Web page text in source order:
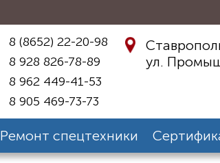
8 (8652) 22-20-98
8 928 826-78-89
8 962 449-41-53
8 905 469-73-73
ул.
Ремонт спецтехники